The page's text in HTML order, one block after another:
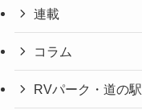
連載
コラム
RVパーク・道の駅